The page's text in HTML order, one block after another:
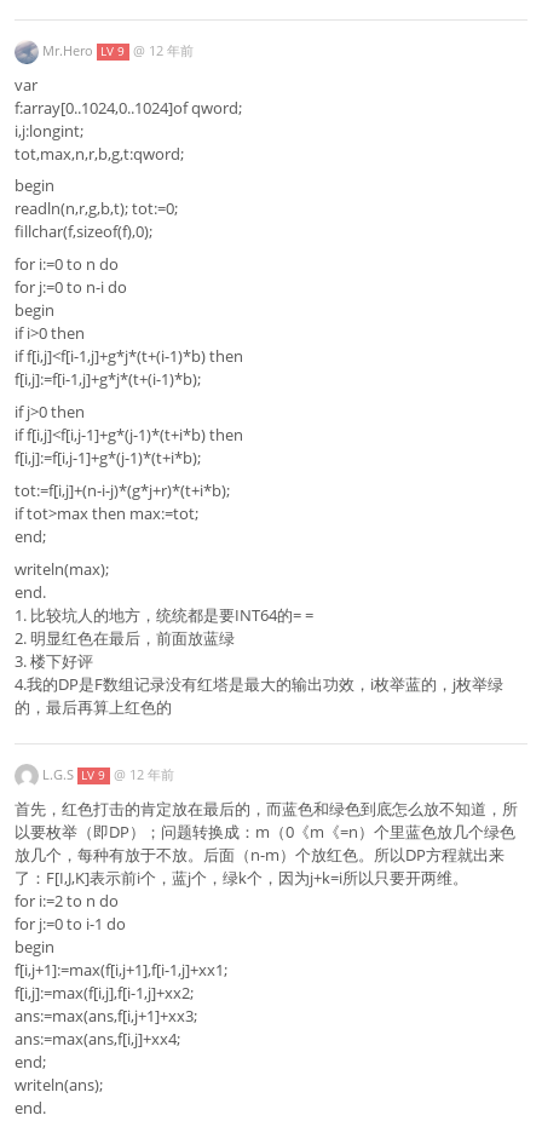
Mr.Hero LV 9 @ 12 年前
var
f:array[0..1024,0..1024]of qword;
i,j:longint;
tot,max,n,r,b,g,t:qword;
begin
readln(n,r,g,b,t); tot:=0;
fillchar(f,sizeof(f),0);
for i:=0 to n do
for j:=0 to n-i do
begin
if i>0 then
if f[i,j]<f[i-1,j]+g*j*(t+(i-1)*b) then
f[i,j]:=f[i-1,j]+g*j*(t+(i-1)*b);
if j>0 then
if f[i,j]<f[i,j-1]+g*(j-1)*(t+i*b) then
f[i,j]:=f[i,j-1]+g*(j-1)*(t+i*b);
tot:=f[i,j]+(n-i-j)*(g*j+r)*(t+i*b);
if tot>max then max:=tot;
end;
writeln(max);
end.
1. 比较坑人的地方，统统都是要INT64的= =
2. 明显红色在最后，前面放蓝绿
3. 楼下好评
4.我的DP是F数组记录没有红塔是最大的输出功效，i枚举蓝的，j枚举绿
的，最后再算上红色的
L.G.S LV 9 @ 12 年前
首先，红色打击的肯定放在最后的，而蓝色和绿色到底怎么放不知道，所
以要枚举（即DP）；问题转换成：m（0《m《=n）个里蓝色放几个绿色
放几个，每种有放于不放。后面（n-m）个放红色。所以DP方程就出来
了：F[I,J,K]表示前i个，蓝j个，绿k个，因为j+k=i所以只要开两维。
for i:=2 to n do
for j:=0 to i-1 do
begin
f[i,j+1]:=max(f[i,j+1],f[i-1,j]+xx1;
f[i,j]:=max(f[i,j],f[i-1,j]+xx2;
ans:=max(ans,f[i,j+1]+xx3;
ans:=max(ans,f[i,j]+xx4;
end;
writeln(ans);
end.